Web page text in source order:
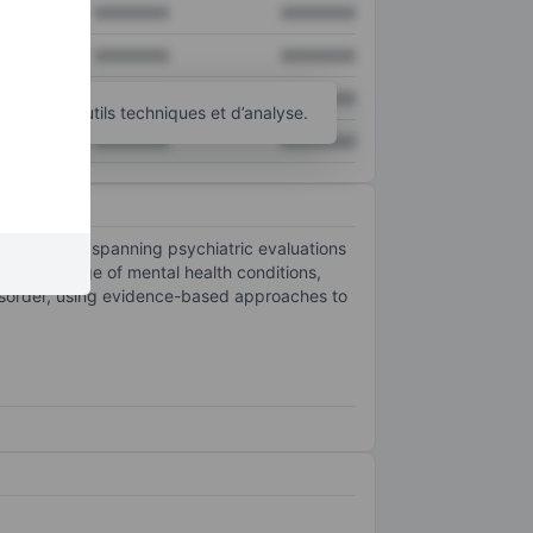
XXXXXXX XXXXXXX
d’autres outils techniques et d’analyse.
services, spanning psychiatric evaluations
range of mental health conditions,
using evidence-based approaches to